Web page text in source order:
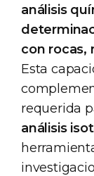
análisis
con rocas,
Esta
requerida
análisis